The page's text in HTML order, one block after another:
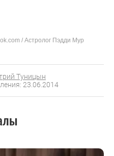
/ Астролог Пэдди Мур
Туницын
23.06.2014